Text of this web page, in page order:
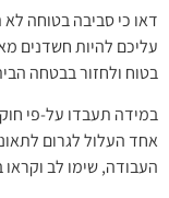
דאו כי סביבה בטוחה
עליכם להיות חשדנים
בטוח ולחזור בבטחה
במידה תעבדו על-פי
אחד העלול לגרום
העבודה, שימו לב וקראו